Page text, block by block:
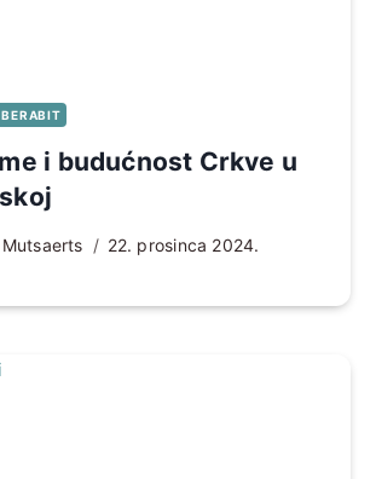
i budućnost Crkve u
22. prosinca 2024.